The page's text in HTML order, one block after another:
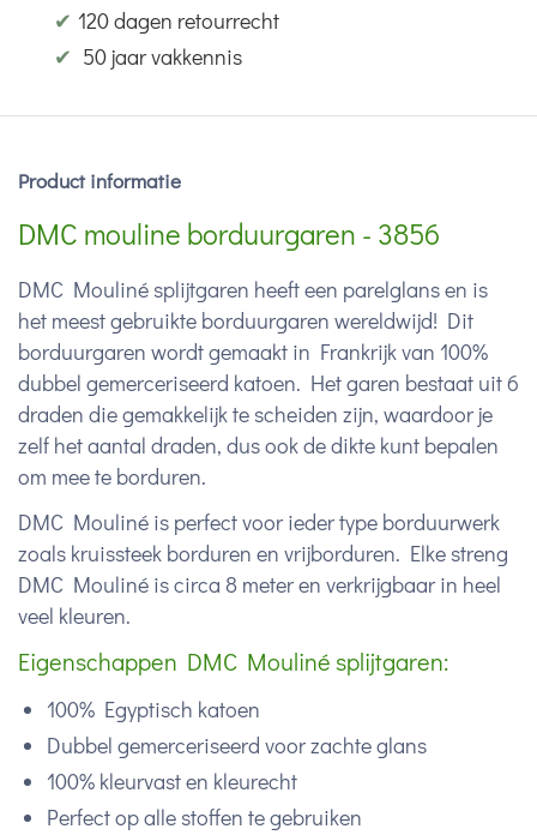
✔ 120 dagen retourrecht
✔ 50 jaar vakkennis
Product informatie
DMC mouline borduurgaren - 3856
DMC Mouliné splijtgaren heeft een parelglans en is
het meest gebruikte borduurgaren wereldwijd! Dit
borduurgaren wordt gemaakt in Frankrijk van 100%
dubbel gemerceriseerd katoen. Het garen bestaat uit 6
draden die gemakkelijk te scheiden zijn, waardoor je
zelf het aantal draden, dus ook de dikte kunt bepalen
om mee te borduren.
DMC Mouliné is perfect voor ieder type borduurwerk
zoals kruissteek borduren en vrijborduren. Elke streng
DMC Mouliné is circa 8 meter en verkrijgbaar in heel
veel kleuren.
Eigenschappen DMC Mouliné splijtgaren:
100% Egyptisch katoen
Dubbel gemerceriseerd voor zachte glans
100% kleurvast en kleurecht
Perfect op alle stoffen te gebruiken